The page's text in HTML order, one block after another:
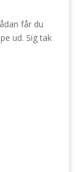
får du
ud. Sig tak